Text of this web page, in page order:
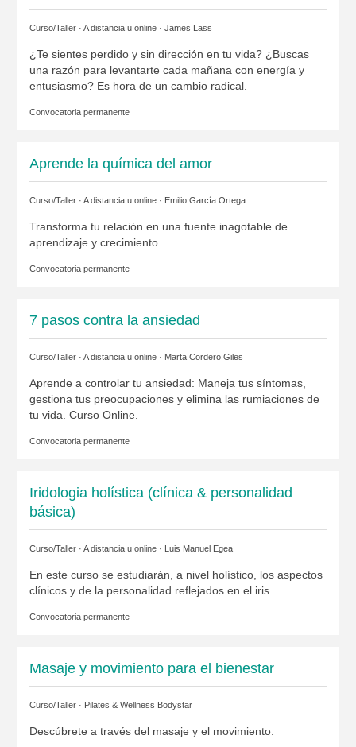
Curso/Taller · A distancia u online · James Lass
¿Te sientes perdido y sin dirección en tu vida? ¿Buscas
una razón para levantarte cada mañana con energía y
entusiasmo? Es hora de un cambio radical.
Convocatoria permanente
Aprende la química del amor
Curso/Taller · A distancia u online · Emilio García Ortega
Transforma tu relación en una fuente inagotable de
aprendizaje y crecimiento.
Convocatoria permanente
7 pasos contra la ansiedad
Curso/Taller · A distancia u online · Marta Cordero Giles
Aprende a controlar tu ansiedad: Maneja tus síntomas,
gestiona tus preocupaciones y elimina las rumiaciones de
tu vida. Curso Online.
Convocatoria permanente
Iridologia holística (clínica & personalidad
básica)
Curso/Taller · A distancia u online · Luis Manuel Egea
En este curso se estudiarán, a nivel holístico, los aspectos
clínicos y de la personalidad reflejados en el iris.
Convocatoria permanente
Masaje y movimiento para el bienestar
Curso/Taller · Pilates & Wellness Bodystar
Descúbrete a través del masaje y el movimiento.